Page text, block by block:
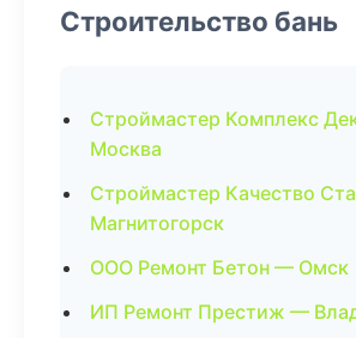
Строительство бань
Строймастер Комплекс
Москва
Строймастер Качество
Магнитогорск
ООО Ремонт Бетон — Омск
ИП Ремонт Престиж —